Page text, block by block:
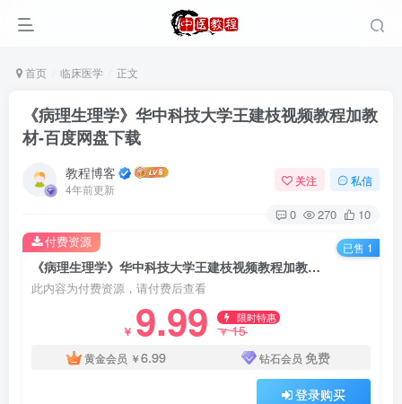
首页 临床医学 正文
《病理生理学》华中科技大学王建枝视频教程加教
材-百度网盘下载
教程博客
4年前更新
关注 私信
0 270 10
《病理生理学》华中科技大学王建枝视频教程加教材-百度网盘下载
此内容为付费资源，请付费后查看
￥ 9.99 限时特惠
￥15
黄金会员 ￥6.99 钻石会员 免费
登录购买
付费资源 已售 1